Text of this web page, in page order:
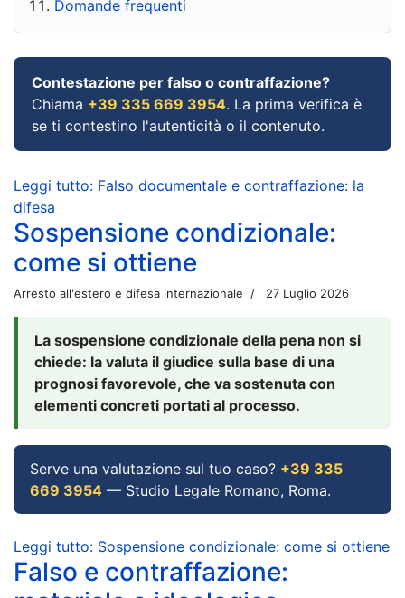
Domande frequenti
Contestazione per falso o contraffazione?
Chiama +39 335 669 3954. La prima verifica è
se ti contestino l'autenticità o il contenuto.
Leggi tutto: Falso documentale e contraffazione: la
difesa
Sospensione condizionale:
come si ottiene
Arresto all'estero e difesa internazionale 27 Luglio 2026
La sospensione condizionale della pena non si
chiede: la valuta il giudice sulla base di una
prognosi favorevole, che va sostenuta con
elementi concreti portati al processo.
Serve una valutazione sul tuo caso? +39 335
669 3954 — Studio Legale Romano, Roma.
Leggi tutto: Sospensione condizionale: come si ottiene
Falso e contraffazione: